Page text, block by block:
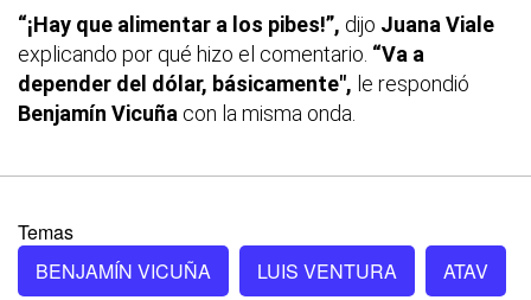
“¡Hay que alimentar a los pibes!”, dijo Juana Viale
explicando por qué hizo el comentario. “Va a
depender del dólar, básicamente", le respondió
Benjamín Vicuña con la misma onda.
Temas
BENJAMÍN VICUÑA
LUIS VENTURA ATAV